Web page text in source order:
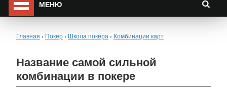
МЕНЮ
Главная › Покер › Школа покера › Комбинации карт
Название самой сильной
комбинации в покере